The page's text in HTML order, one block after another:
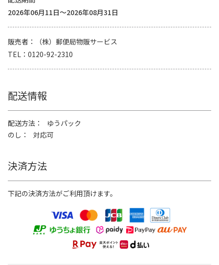
2026年06月11日～2026年08月31日
販売者
（株）郵便局物販サービス
TEL
0120-92-2310
配送情報
配送方法
ゆうパック
のし
対応可
決済方法
下記の決済方法がご利用頂けます。